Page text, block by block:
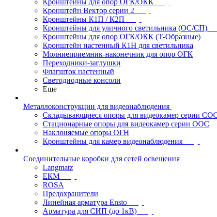
Кронштейны для опор ОГК/ОКК
Кронштейн Вектор серии 2
Кронштейны К1П / К2П
Кронштейны для уличного светильника (ОС/СП)
Кронштейны для опор ОГК/ОКК (Т-Образные)
Кронштейн настенный К1Н для светильника
Молниеприемник-наконечник для опор ОГК
Переходники-заглушки
Флагшток настенный
Светодиодные консоли
Еще
Металлоконструкции для видеонаблюдения
Складывающиеся опоры для видеокамер серии
Стационарные опоры для видеокамер серии ООС
Наклоняемые опоры ОГН
Кронштейны для камер видеонаблюдения
Соединительные коробки для сетей освещения
Langmatz
ЕКМ
ROSA
Предохранители
Линейная арматура Ensto
Арматура для СИП (до 1кВ)